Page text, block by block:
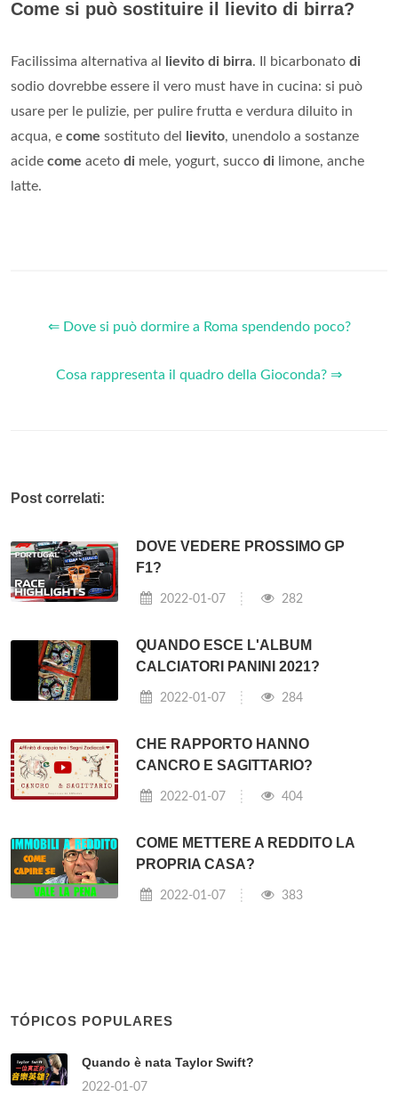
Come si può sostituire il lievito di birra?
Facilissima alternativa al lievito di birra. Il bicarbonato di
sodio dovrebbe essere il vero must have in cucina: si può
usare per le pulizie, per pulire frutta e verdura diluito in
acqua, e come sostituto del lievito, unendolo a sostanze
acide come aceto di mele, yogurt, succo di limone, anche
latte.
⇐ Dove si può dormire a Roma spendendo poco?
Cosa rappresenta il quadro della Gioconda? ⇒
Post correlati:
DOVE VEDERE PROSSIMO GP
F1?
2022-01-07 282
QUANDO ESCE L'ALBUM
CALCIATORI PANINI 2021?
2022-01-07 284
CHE RAPPORTO HANNO
CANCRO E SAGITTARIO?
2022-01-07 404
COME METTERE A REDDITO LA
PROPRIA CASA?
2022-01-07 383
TÓPICOS POPULARES
Quando è nata Taylor Swift?
2022-01-07